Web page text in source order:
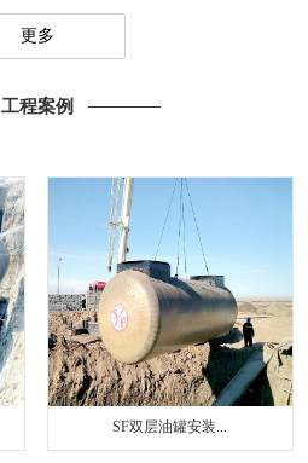
更多
工程案例
SF双层油罐安装...